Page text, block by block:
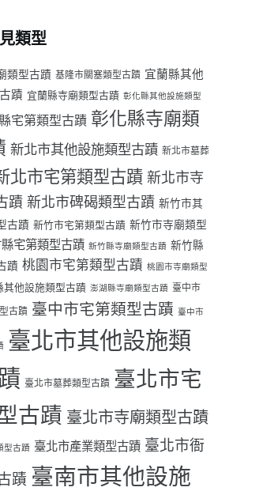
類型
類型古蹟 基隆市關塞類型古蹟 宜蘭縣其他
蹟 宜蘭縣寺廟類型古蹟 彰化縣其他設施類型
宅第類型古蹟 彰化縣寺廟類
新北市其他設施類型古蹟 新北市墓葬
北市宅第類型古蹟 新北市寺
蹟 新北市碑碣類型古蹟 新竹市其
古蹟 新竹市宅第類型古蹟 新竹市寺廟類型
宅第類型古蹟 新竹縣寺廟類型古蹟 新竹縣
蹟 桃園市宅第類型古蹟 桃園市寺廟類型
其他設施類型古蹟 澎湖縣寺廟類型古蹟 臺中市
古蹟 臺中市宅第類型古蹟 臺中市
臺北市其他設施類
臺北市墓葬類型古蹟 臺北市宅
古蹟 臺北市寺廟類型古蹟
型古蹟 臺北市產業類型古蹟 臺北市衙
蹟 臺南市其他設施